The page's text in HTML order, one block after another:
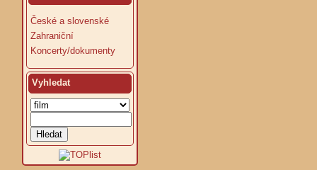
České a slovenské
Zahraniční
Koncerty/dokumenty
Vyhledat